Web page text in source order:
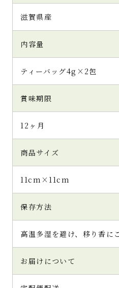
滋賀県産
内容量
ティーバッグ4g×2包
賞味期限
12ヶ月
商品サイズ
11cm×11cm
保存方法
高温多湿を避け、移り香に
お届けについて